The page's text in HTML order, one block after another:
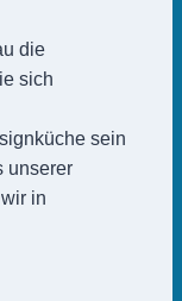
die
sich
sein
unserer
in